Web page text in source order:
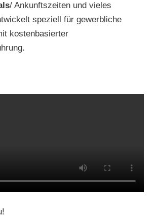
/ Ankunftszeiten und vieles
speziell für gewerbliche
kostenbasierter